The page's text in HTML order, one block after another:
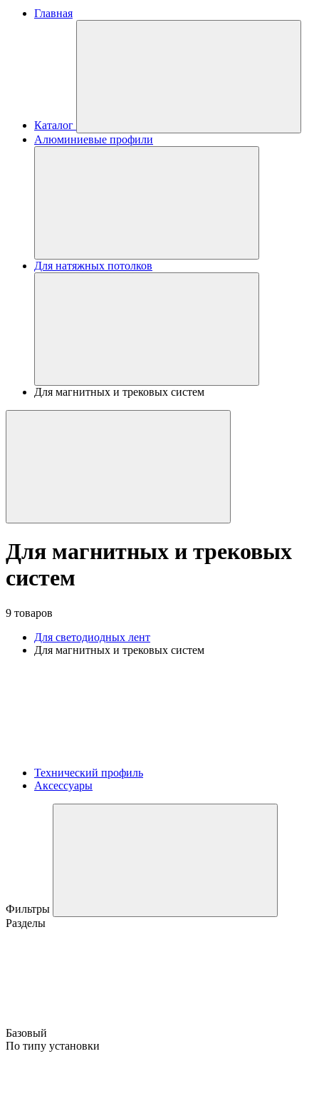
Главная
Каталог
Алюминиевые профили
Для натяжных потолков
Для магнитных и трековых систем
Для магнитных и трековых
систем
9 товаров
Для светодиодных лент
Для магнитных и трековых систем
Технический профиль
Аксессуары
Фильтры
Разделы
Базовый
По типу установки